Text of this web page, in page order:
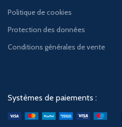
Politique de cookies
Protection des données
Conditions générales de vente
Systèmes de paiements :